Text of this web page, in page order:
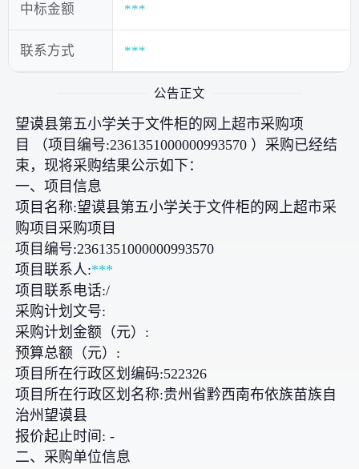
中标金额 ***
联系方式 ***
公告正文
望谟县第五小学关于文件柜的网上超市采购项
目 （项目编号:2361351000000993570 ）采购已经结
束，现将采购结果公示如下：
一、项目信息
项目名称:望谟县第五小学关于文件柜的网上超市采
购项目采购项目
项目编号:2361351000000993570
项目联系人:***
项目联系电话:/
采购计划文号:
采购计划金额（元）:
预算总额（元）:
项目所在行政区划编码:522326
项目所在行政区划名称:贵州省黔西南布依族苗族自
治州望谟县
报价起止时间: -
二、采购单位信息